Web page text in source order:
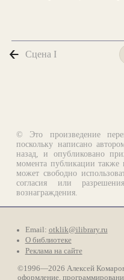
Сцена I
© Это произведение
поскольку написано
назад, и опубликовано
момента публикации также
может свободно
согласия или
вознаграждения.
Email: otklik@ilibrary.ru
О библиотеке
Реклама на сайте
©1996—2026 Алексей
оформление,